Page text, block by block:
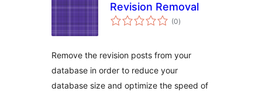
Revision Removal
(0total
ratings
)
Remove the revision posts from your
database in order to reduce your
database size and optimize the speed of